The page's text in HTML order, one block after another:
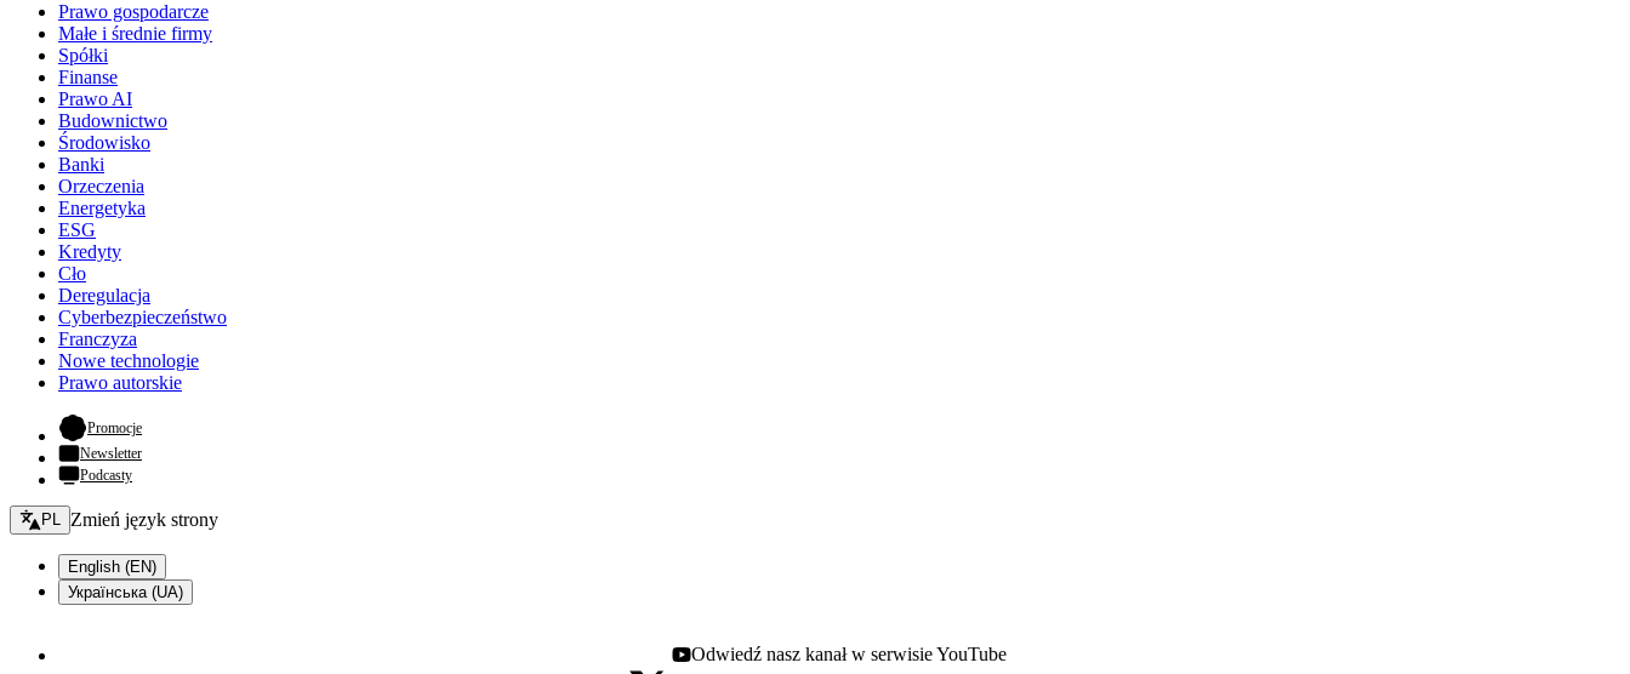
Prawo gospodarcze
Małe i średnie firmy
Spółki
Finanse
Prawo AI
Budownictwo
Środowisko
Banki
Orzeczenia
Energetyka
ESG
Kredyty
Cło
Deregulacja
Cyberbezpieczeństwo
Franczyza
Nowe technologie
Prawo autorskie
Promocje- otwiera się w nowej karcie
Newsletter
Podcasty
Zmień język - bieżący:
PL Zmień język strony
English (EN)
Українська (UA)
Youtube - otwiera się w nowej karcie
Odwiedź nasz kanał w serwisie YouTube